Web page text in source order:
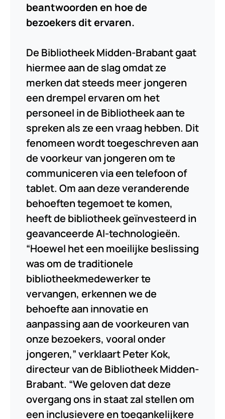
beantwoorden en hoe de
bezoekers dit ervaren.
De Bibliotheek Midden-Brabant gaat
hiermee aan de slag omdat ze
merken dat steeds meer jongeren
een drempel ervaren om het
personeel in de Bibliotheek aan te
spreken als ze een vraag hebben. Dit
fenomeen wordt toegeschreven aan
de voorkeur van jongeren om te
communiceren via een telefoon of
tablet. Om aan deze veranderende
behoeften tegemoet te komen,
heeft de bibliotheek geïnvesteerd in
geavanceerde AI-technologieën.
“Hoewel het een moeilijke beslissing
was om de traditionele
bibliotheekmedewerker te
vervangen, erkennen we de
behoefte aan innovatie en
aanpassing aan de voorkeuren van
onze bezoekers, vooral onder
jongeren,” verklaart Peter Kok,
directeur van de Bibliotheek Midden-
Brabant. “We geloven dat deze
overgang ons in staat zal stellen om
een inclusievere en toegankelijkere